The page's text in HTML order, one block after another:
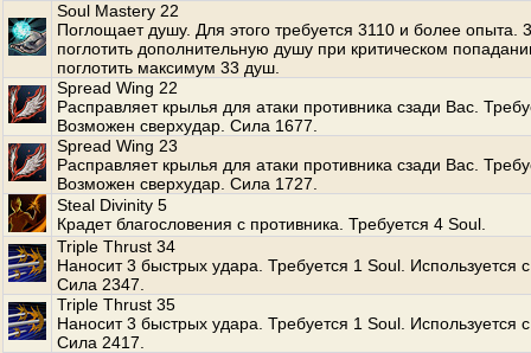
Soul Mastery 22
Поглощает душу. Для этого требуется 3110 и более опыта.
поглотить дополнительную душу при критическом
поглотить максимум 33 душ.
Spread Wing 22
Расправляет крылья для атаки противника сзади Вас.
Возможен сверхудар. Сила 1677.
Spread Wing 23
Расправляет крылья для атаки противника сзади Вас.
Возможен сверхудар. Сила 1727.
Steal Divinity 5
Крадет благословения с противника. Требуется 4 Soul.
Triple Thrust 34
Наносит 3 быстрых удара. Требуется 1 Soul. Используется
Сила 2347.
Triple Thrust 35
Наносит 3 быстрых удара. Требуется 1 Soul. Используется
Сила 2417.